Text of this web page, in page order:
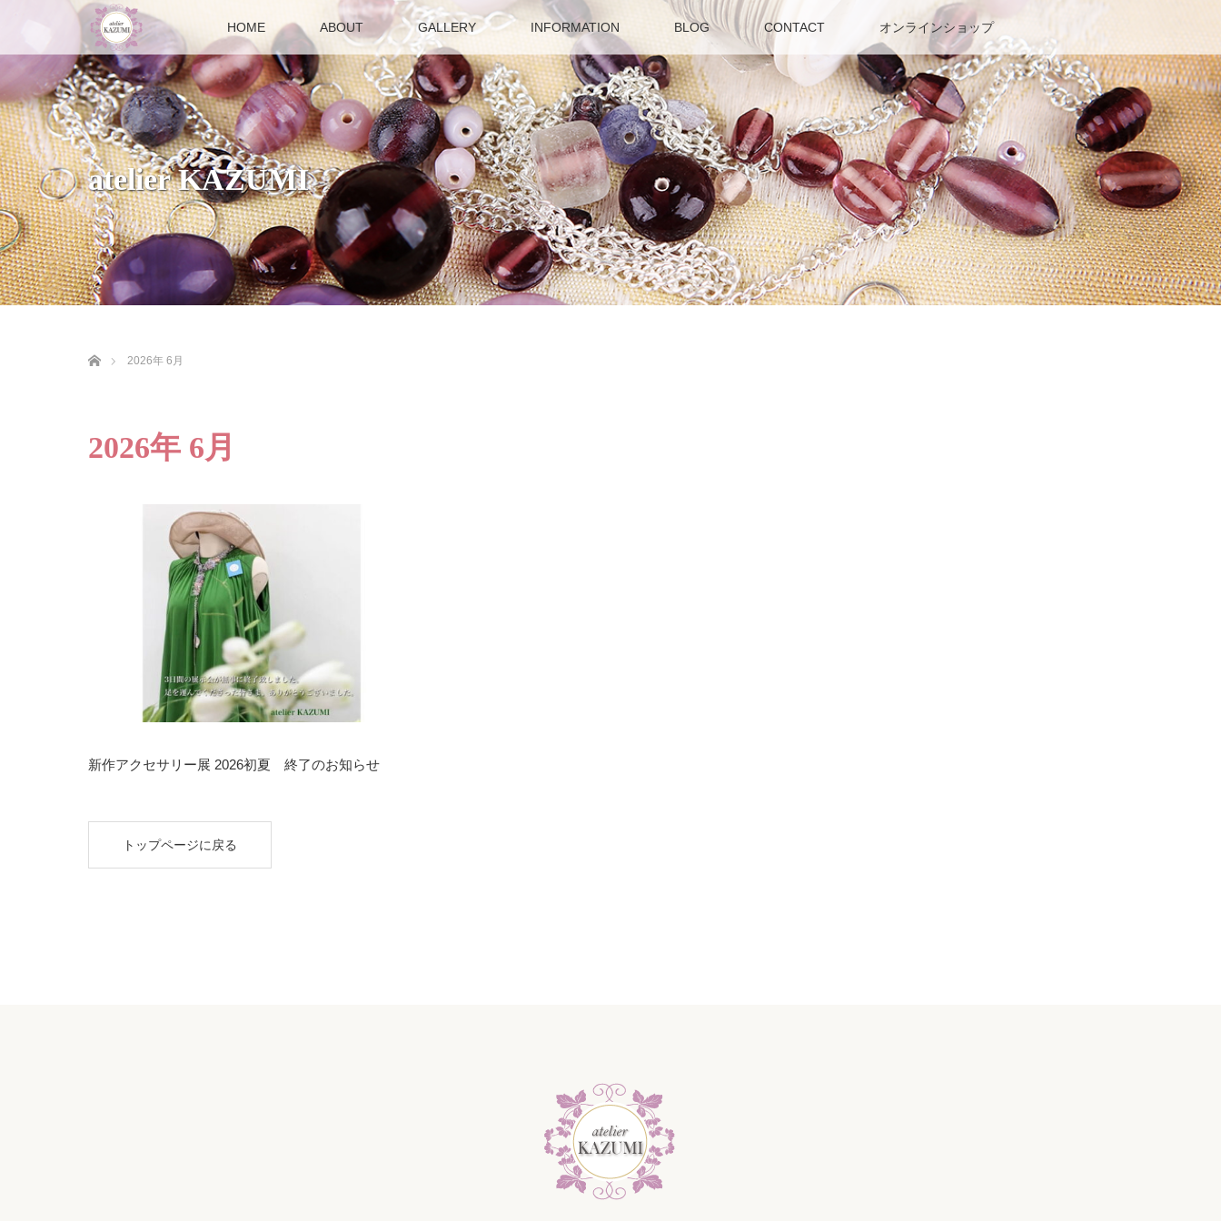
HOME ABOUT GALLERY INFORMATION BLOG CONTACT オンラインショップ
atelier KAZUMI
2026年 6月
2026年 6月
新作アクセサリー展 2026初夏 終了のお知らせ
トップページに戻る